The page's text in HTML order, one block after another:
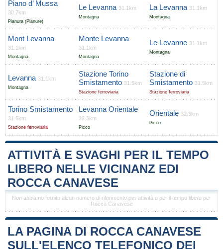
Piano d’ Mussa
30.7km
Pianura (Pianure)
Le Levanna 31.1km
Montagna
La Levanna 31.1km
Montagna
Mont Levanna
31.1km
Montagna
Monte Levanna
31.1km
Montagna
Le Levanne 31.1km
Montagna
Levanna 31.1km
Montagna
Stazione Torino
Smistamento 31.5km
Stazione ferroviaria
Stazione di
Smistamento 31.5km
Stazione ferroviaria
Torino Smistamento
31.5km
Stazione ferroviaria
Levanna Orientale
32.3km
Picco
Orientale 32.3km
Picco
ATTIVITÀ E SVAGHI PER IL TEMPO
LIBERO NELLE VICINANZ EDI
ROCCA CANAVESE
Non abbiamo fornito alcun numero di riferimento per attività o per il tempo libero per
Rocca Canavese
LA PAGINA DI ROCCA CANAVESE
SULL'ELENCO TELEFONICO DEI